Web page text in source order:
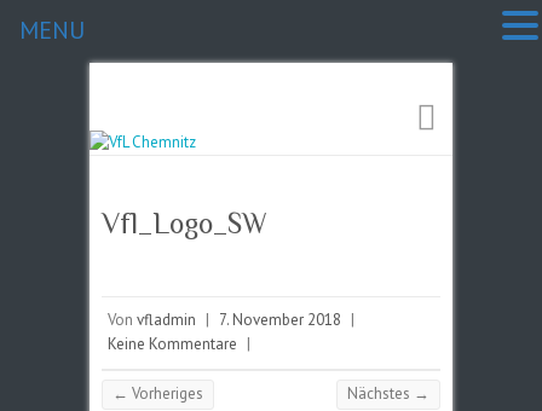
Vfl_Logo_SW
Von vfladmin | 7. November 2018 |
Keine Kommentare |
← Vorheriges Nächstes →
MENU